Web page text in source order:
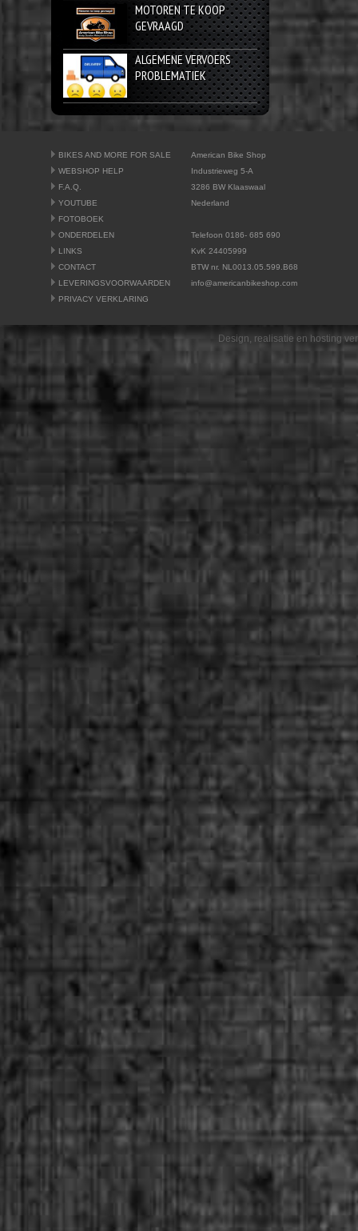
MOTOREN TE KOOP
GEVRAAGD
ALGEMENE VERVOERS
PROBLEMATIEK
BIKES AND MORE FOR SALE
WEBSHOP HELP
F.A.Q.
YOUTUBE
FOTOBOEK
ONDERDELEN
LINKS
CONTACT
LEVERINGSVOORWAARDEN
PRIVACY VERKLARING
American Bike Shop
Industrieweg 5-A
3286 BW Klaaswaal
Nederland
Telefoon 0186- 685 690
KvK 24405999
BTW nr. NL0013.05.599.B68
info@americanbikeshop.com
Design, realisatie en hosting